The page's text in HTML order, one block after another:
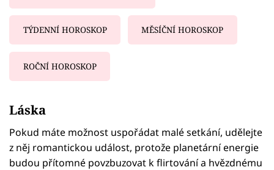
TÝDENNÍ HOROSKOP MĚSÍČNÍ HOROSKOP
ROČNÍ HOROSKOP
Láska
Pokud máte možnost uspořádat malé setkání, udělejte
z něj romantickou událost, protože planetární energie
budou přítomné povzbuzovat k flirtování a hvězdnému